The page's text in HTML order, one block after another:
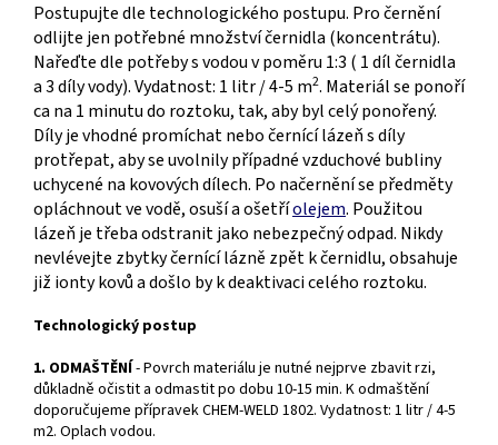
Postupujte dle technologického postupu. Pro černění
odlijte jen potřebné množství černidla (koncentrátu).
Nařeďte dle potřeby s vodou v poměru 1:3 ( 1 díl černidla
a 3 díly vody). Vydatnost: 1 litr / 4-5 m2. Materiál se ponoří
ca na 1 minutu do roztoku, tak, aby byl celý ponořený.
Díly je vhodné promíchat nebo černící lázeň s díly
protřepat, aby se uvolnily případné vzduchové bubliny
uchycené na kovových dílech. Po načernění se předměty
opláchnout ve vodě, osuší a ošetříolejem. Použitou
lázeň je třeba odstranit jako nebezpečný odpad. Nikdy
nevlévejte zbytky černící lázně zpět k černidlu, obsahuje
již ionty kovů a došlo by k deaktivaci celého roztoku.
Technologický postup
1. ODMAŠTĚNÍ- Povrch materiálu je nutné nejprve zbavit rzi,
důkladně očistit a odmastit po dobu 10-15 min. K odmaštění
doporučujeme přípravek CHEM-WELD 1802. Vydatnost: 1 litr / 4-5
m2. Oplach vodou.